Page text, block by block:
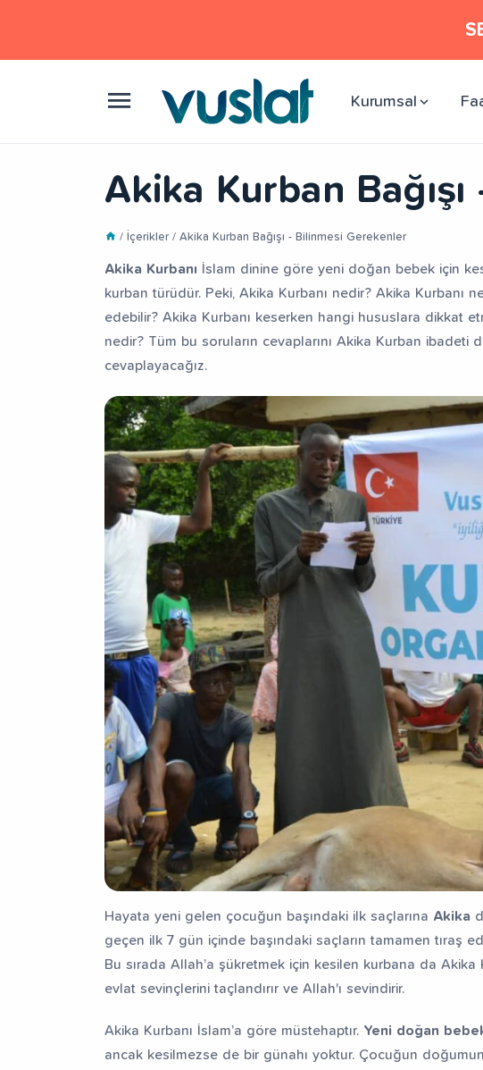
Kurumsal
Akika Kurban
/ İçerikler / Akika Kurban Bağışı - Bilinmesi Gerekenler
Akika Kurbanı İslam dinine göre yeni doğan bebek için
kurban türüdür. Peki, Akika Kurbanı nedir? Akika Kurbanı
edebilir? Akika Kurbanı keserken hangi hususlara dikkat
nedir? Tüm bu soruların cevaplarını Akika Kurban ibadeti
cevaplayacağız.
Hayata yeni gelen çocuğun başındaki ilk saçlarına Akika
geçen ilk 7 gün içinde başındaki saçların tamamen tıraş
Bu sırada Allah’a şükretmek için kesilen kurbana da
evlat sevinçlerini taçlandırır ve Allah'ı sevindirir.
Akika Kurbanı İslam’a göre müstehaptır. Yeni doğan
ancak kesilmezse de bir günahı yoktur. Çocuğun